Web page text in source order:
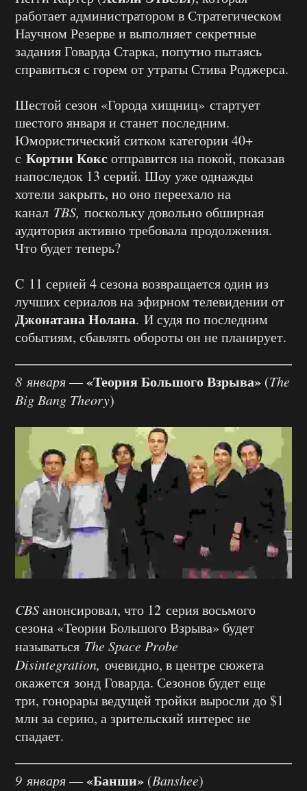
работает администратором в Стратегическом
Научном Резерве и выполняет секретные
задания Говарда Старка, попутно пытаясь
справиться с горем от утраты Стива Роджерса.
Шестой сезон «Города хищниц» стартует
шестого января и станет последним.
Юмористический ситком категории 40+
с Кортни Коксотправится на покой, показав
напоследок 13 серий. Шоу уже однажды
хотели закрыть, но оно переехало на
канал TBS, поскольку довольно обширная
аудитория активно требовала продолжения.
Что будет теперь?
C 11 серией 4 сезона возвращается один из
лучших сериалов на эфирном телевидении от
Джонатана Нолана. И судя по последним
событиям, сбавлять обороты он не планирует.
8 января—«Теория Большого Взрыва» (The
Big Bang Theory)
CBSанонсировал, что 12 серия восьмого
сезона «Теории Большого Взрыва» будет
называться The Space Probe
Disintegration, очевидно, в центре сюжета
окажется зонд Говарда. Сезонов будет еще
три, гонорары ведущей тройки выросли до $1
млн за серию, а зрительский интерес не
спадает.
9 января—«Банши» (Banshee)